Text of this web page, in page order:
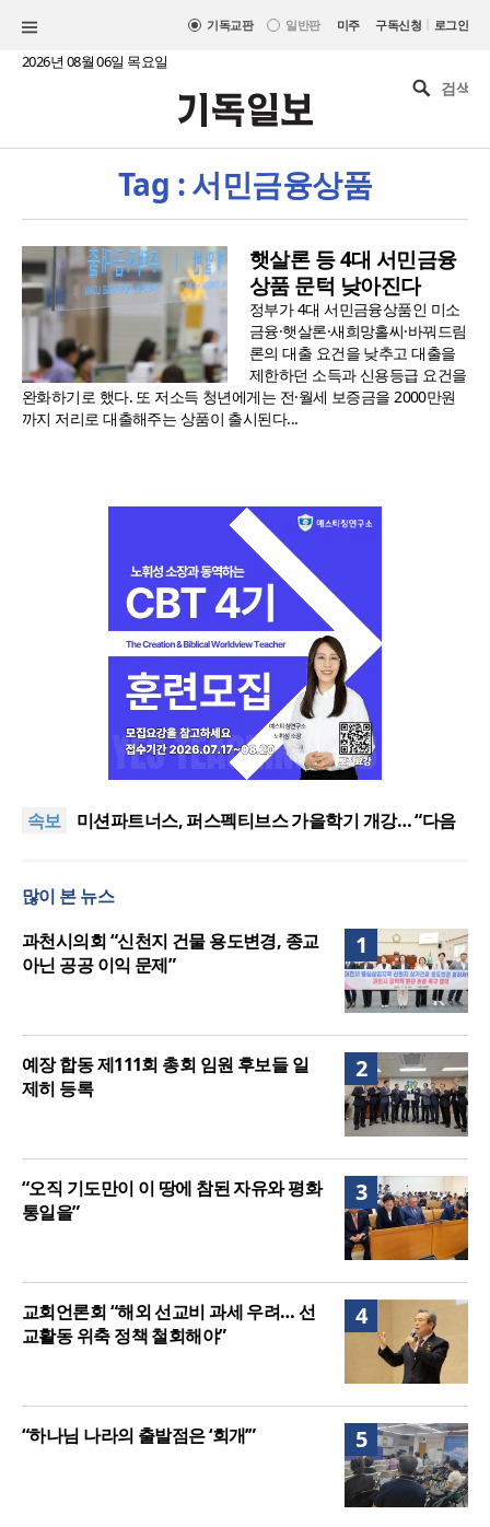
기독교판 일반판 미주 구독신청 | 로그인
2026년 08월 06일 목요일
Tag : 서민금융상품
햇살론 등 4대 서민금융
상품 문턱 낮아진다
정부가 4대 서민금융상품인 미소
금융·햇살론·새희망홀씨·바꿔드림
론의 대출 요건을 낮추고 대출을
제한하던 소득과 신용등급 요건을
완화하기로 했다. 또 저소득 청년에게는 전·월세 보증금을 2000만원
까지 저리로 대출해주는 상품이 출시된다...
속보
사랑과 공의로 열리는 하나님 나라의 회복 원리
미션파트너스, 퍼스펙티브스 가을학기 개강… “다음
사랑과 공의로 열리는 하나님 나라의 회복 원리
어쿠스틱 피아노 찬송가 시리즈의 새 앨범 발매
많이 본 뉴스
1
과천시의회 “신천지 건물 용도변경, 종교
아닌 공공 이익 문제”
2
예장 합동 제111회 총회 임원 후보들 일
제히 등록
3
“오직 기도만이 이 땅에 참된 자유와 평화
통일을”
4
교회언론회 “해외 선교비 과세 우려… 선
교활동 위축 정책 철회해야”
5
“하나님 나라의 출발점은 ‘회개’”